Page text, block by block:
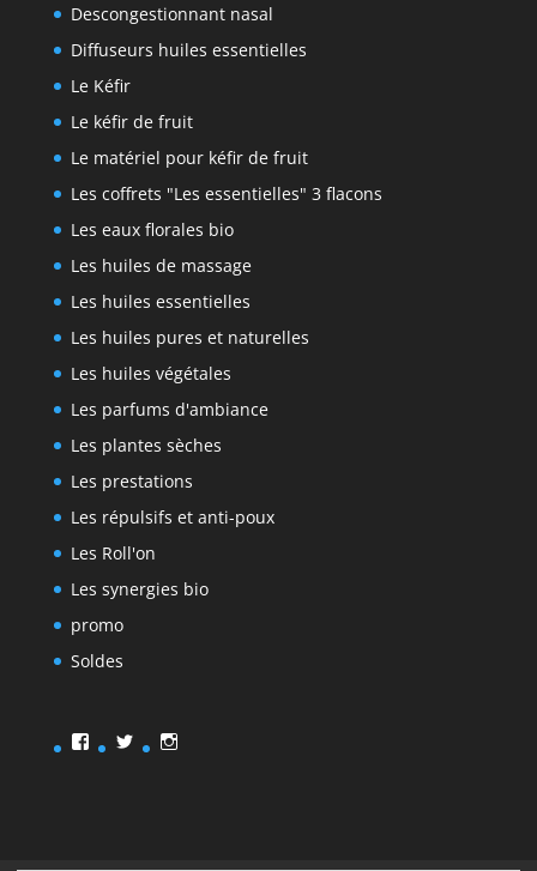
Descongestionnant nasal
Diffuseurs huiles essentielles
Le Kéfir
Le kéfir de fruit
Le matériel pour kéfir de fruit
Les coffrets "Les essentielles" 3 flacons
Les eaux florales bio
Les huiles de massage
Les huiles essentielles
Les huiles pures et naturelles
Les huiles végétales
Les parfums d'ambiance
Les plantes sèches
Les prestations
Les répulsifs et anti-poux
Les Roll'on
Les synergies bio
promo
Soldes
Facebook
TwitterInstagram